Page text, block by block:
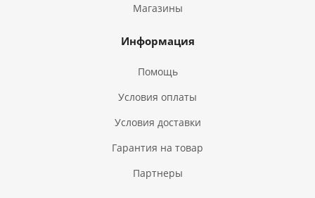
Магазины
Информация
Помощь
Условия оплаты
Условия доставки
Гарантия на товар
Партнеры